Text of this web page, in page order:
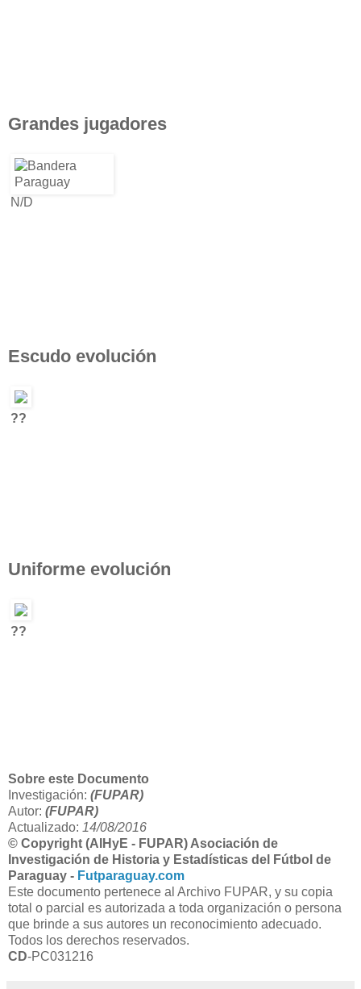
Grandes jugadores
N/D
Escudo evolución
??
Uniforme evolución
??
Sobre este Documento
Investigación: (FUPAR)
Autor: (FUPAR)
Actualizado: 14/08/2016
© Copyright (AIHyE - FUPAR) Asociación de
Investigación de Historia y Estadísticas del Fútbol de
Paraguay - Futparaguay.com
Este documento pertenece al Archivo FUPAR, y su copia
total o parcial es autorizada a toda organización o persona
que brinde a sus autores un reconocimiento adecuado.
Todos los derechos reservados.
CD-PC031216